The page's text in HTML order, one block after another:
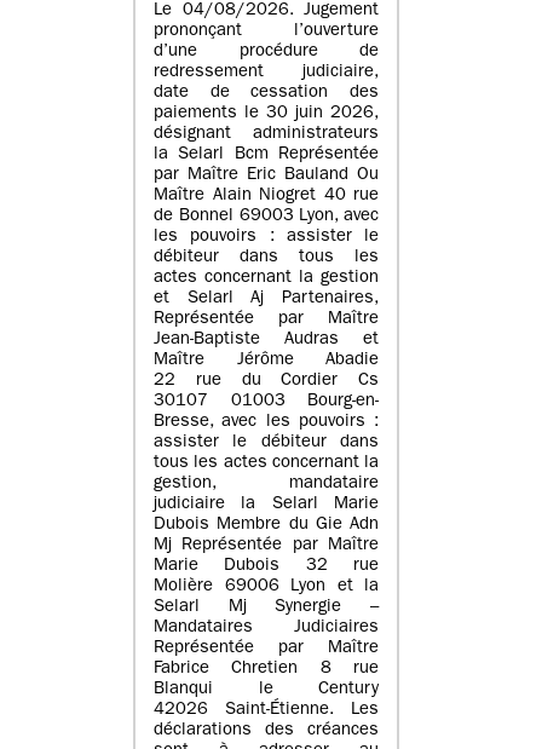
Le 04/08/2026. Jugement
prononçant l’ouverture
d’une procédure de
redressement judiciaire,
date de cessation des
paiements le 30 juin 2026,
désignant administrateurs
la Selarl Bcm Représentée
par Maître Eric Bauland Ou
Maître Alain Niogret 40 rue
de Bonnel 69003 Lyon, avec
les pouvoirs : assister le
débiteur dans tous les
actes concernant la gestion
et Selarl Aj Partenaires,
Représentée par Maître
Jean-Baptiste Audras et
Maître Jérôme Abadie
22 rue du Cordier Cs
30107 01003 Bourg-en-
Bresse, avec les pouvoirs :
assister le débiteur dans
tous les actes concernant la
gestion, mandataire
judiciaire la Selarl Marie
Dubois Membre du Gie Adn
Mj Représentée par Maître
Marie Dubois 32 rue
Molière 69006 Lyon et la
Selarl Mj Synergie –
Mandataires Judiciaires
Représentée par Maître
Fabrice Chretien 8 rue
Blanqui le Century
42026 Saint-Étienne. Les
déclarations des créances